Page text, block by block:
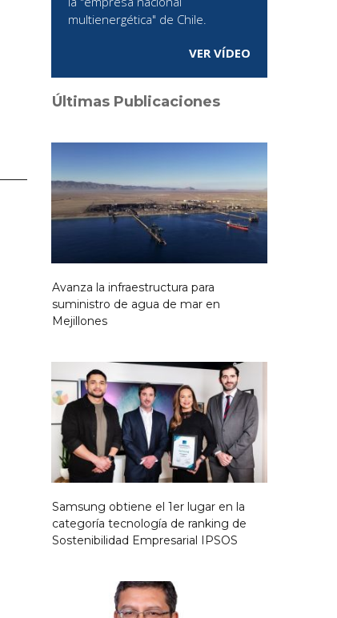
multienergética" de Chile.
VER VÍDEO
Últimas Publicaciones
Avanza la infraestructura para
suministro de agua de mar en
Mejillones
Samsung obtiene el 1er lugar en la
categoría tecnología de ranking de
Sostenibilidad Empresarial IPSOS